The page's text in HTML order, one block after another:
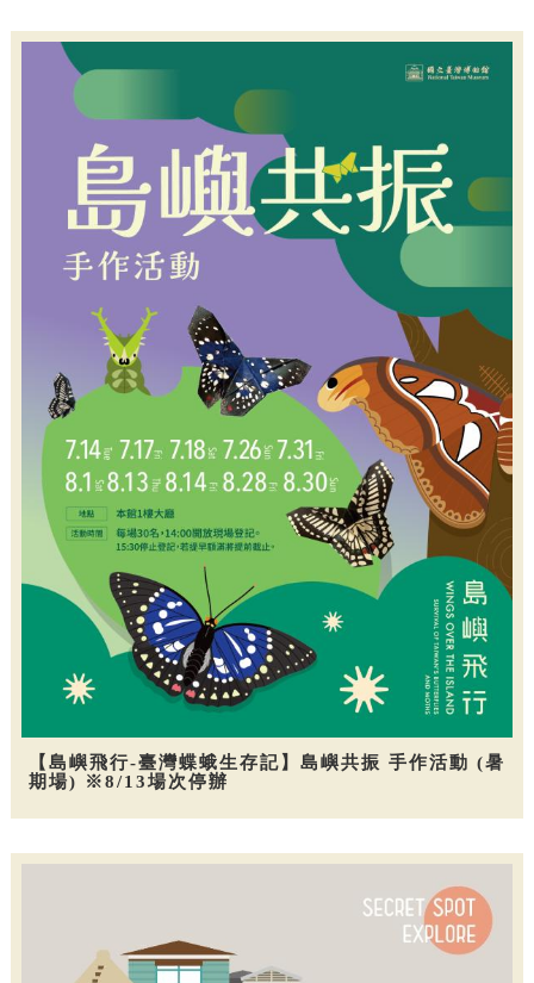
【島嶼飛行-臺灣蝶蛾生存記】島嶼共振 手作活動 (暑
期場) ※8/13場次停辦